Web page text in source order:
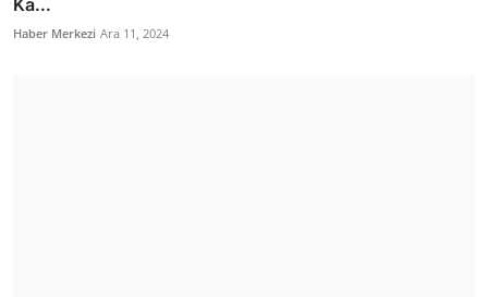
Haber Merkezi Ara 11, 2024